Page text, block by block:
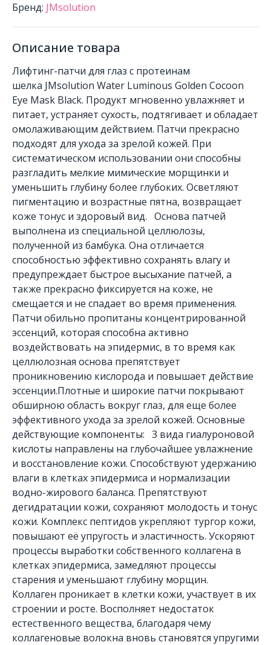
Бренд: JMsolution
Описание товара
Лифтинг-патчи для глаз с протеинам
шелка JMsolution Water Luminous Golden Cocoon
Eye Mask Black. Продукт мгновенно увлажняет и
питает, устраняет сухость, подтягивает и обладает
омолаживающим действием. Патчи прекрасно
подходят для ухода за зрелой кожей. При
систематическом использовании они способны
разгладить мелкие мимические морщинки и
уменьшить глубину более глубоких. Осветляют
пигментацию и возрастные пятна, возвращает
коже тонус и здоровый вид. Основа патчей
выполнена из специальной целлюлозы,
полученной из бамбука. Она отличается
способностью эффективно сохранять влагу и
предупреждает быстрое высыхание патчей, а
также прекрасно фиксируется на коже, не
смещается и не спадает во время применения.
Патчи обильно пропитаны концентрированной
эссенций, которая способна активно
воздействовать на эпидермис, в то время как
целлюлозная основа препятствует
проникновению кислорода и повышает действие
эссенции.Плотные и широкие патчи покрывают
обширною область вокруг глаз, для еще более
эффективного ухода за зрелой кожей. Основные
действующие компоненты: 3 вида гиалуроновой
кислоты направлены на глубочайшее увлажнение
и восстановление кожи. Способствуют удержанию
влаги в клетках эпидермиса и нормализации
водно-жирового баланса. Препятствуют
дегидратации кожи, сохраняют молодость и тонус
кожи. Комплекс пептидов укрепляют тургор кожи,
повышают её упругость и эластичность. Ускоряют
процессы выработки собственного коллагена в
клетках эпидермиса, замедляют процессы
старения и уменьшают глубину морщин.
Коллаген проникает в клетки кожи, участвует в их
строении и росте. Восполняет недостаток
естественного вещества, благодаря чему
коллагеновые волокна вновь становятся упругими